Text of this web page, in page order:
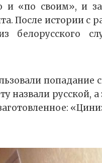
и «по своим», и
После истории с
белорусского
попадание
назвали русской,